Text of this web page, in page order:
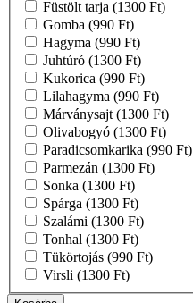
Füstölt tarja (1300 Ft)
Gomba (990 Ft)
Hagyma (990 Ft)
Juhtúró (1300 Ft)
Kukorica (990 Ft)
Lilahagyma (990 Ft)
Márványsajt (1300 Ft)
Olivabogyó (1300 Ft)
Paradicsomkarika (990 Ft)
Parmezán (1300 Ft)
Sonka (1300 Ft)
Spárga (1300 Ft)
Szalámi (1300 Ft)
Tonhal (1300 Ft)
Tükörtojás (990 Ft)
Virsli (1300 Ft)